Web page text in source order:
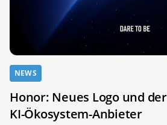
NEWS
Honor: Neues Logo und
KI-Ökosystem-Anbieter